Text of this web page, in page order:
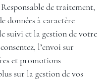
de traitement,
données à caractère
suivi et la gestion de votre
l’envoi sur
et promotions
sur la gestion de vos